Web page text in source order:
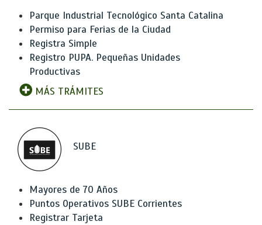
Parque Industrial Tecnológico Santa Catalina
Permiso para Ferias de la Ciudad
Registra Simple
Registro PUPA. Pequeñas Unidades
Productivas
MÁS TRÁMITES
SUBE
Mayores de 70 Años
Puntos Operativos SUBE Corrientes
Registrar Tarjeta